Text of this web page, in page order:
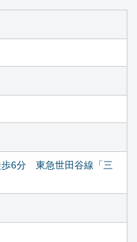
6分 東急世田谷線「三